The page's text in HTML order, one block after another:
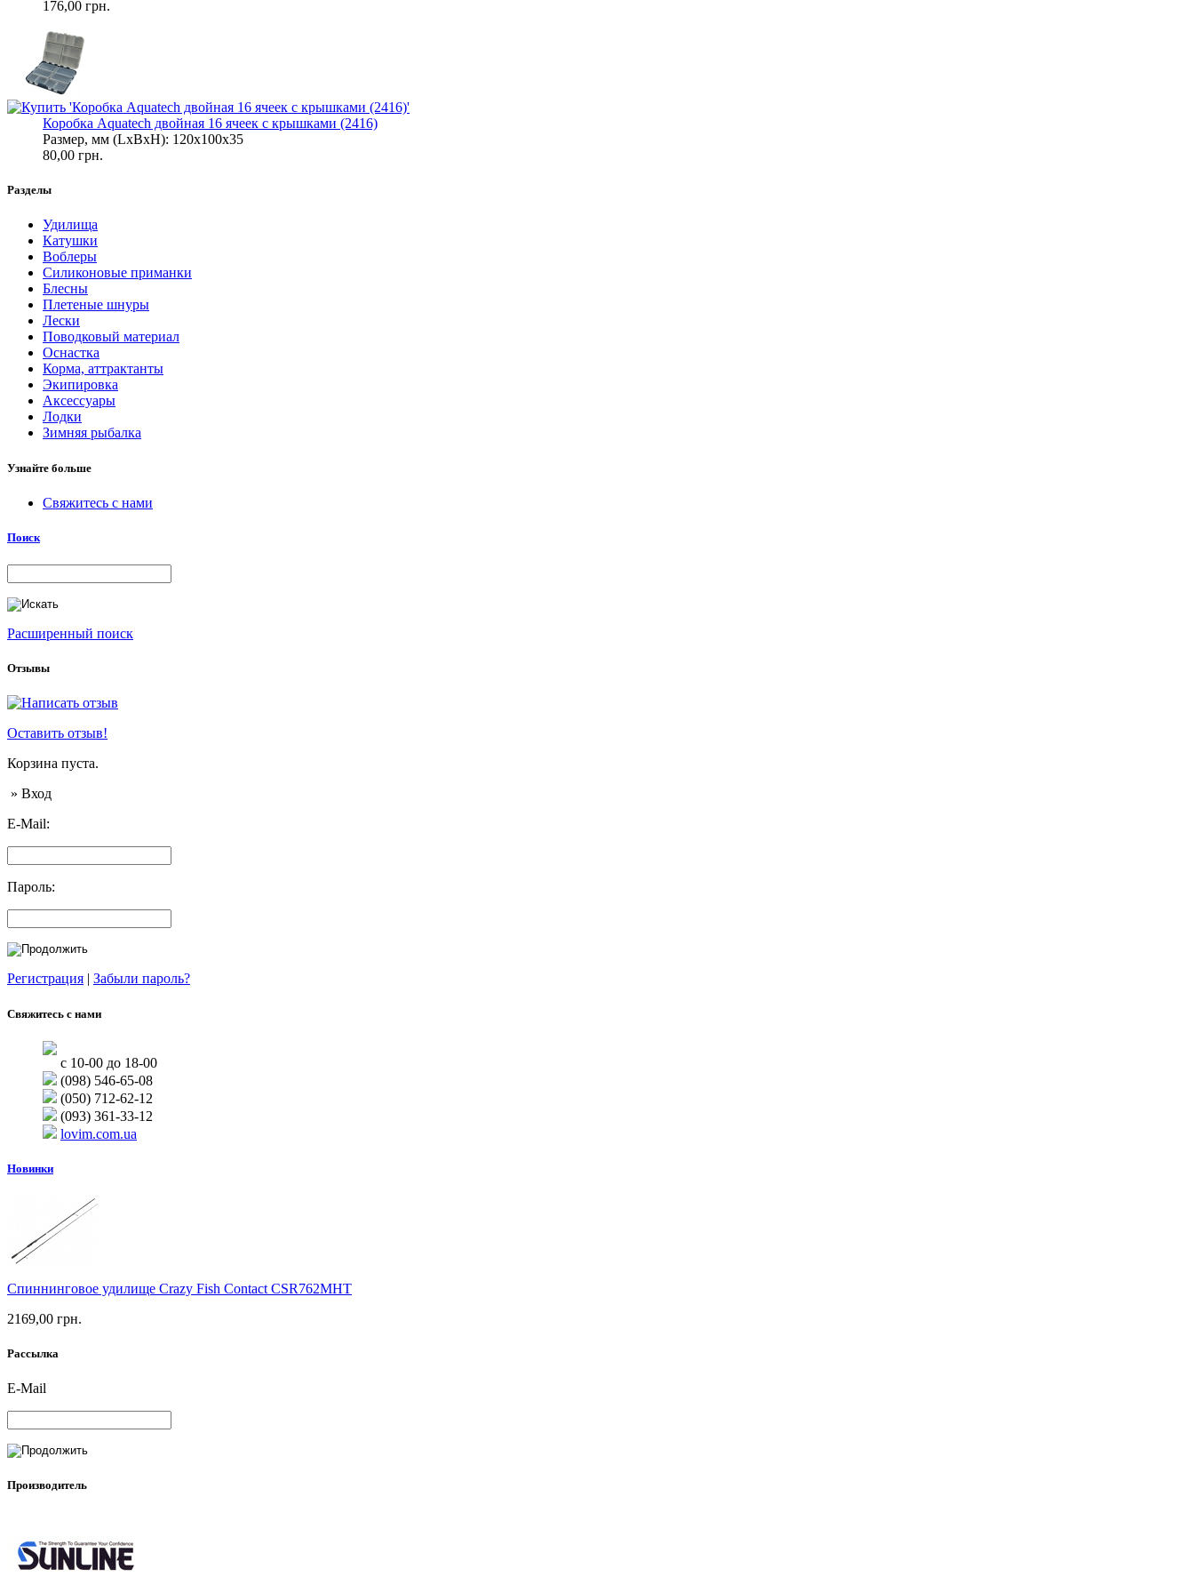
176,00 грн.
Коробка Aquatech двойная 16 ячеек с крышками (2416)
Размер, мм (LxBxH): 120х100x35
80,00 грн.
Разделы
Удилища
Катушки
Воблеры
Силиконовые приманки
Блесны
Плетеные шнуры
Лески
Поводковый материал
Оснастка
Корма, аттрактанты
Экипировка
Аксессуары
Лодки
Зимняя рыбалка
Узнайте больше
Свяжитесь с нами
Поиск
Расширенный поиск
Отзывы
Оставить отзыв!
Корзина пуста.
» Вход
E-Mail:
Пароль:
Регистрация | Забыли пароль?
Свяжитесь с нами
с 10-00 до 18-00
(098) 546-65-08
(050) 712-62-12
(093) 361-33-12
lovim.com.ua
Новинки
Спиннинговое удилище Crazy Fish Contact CSR762MHT
2169,00 грн.
Рассылка
E-Mail
Производитель